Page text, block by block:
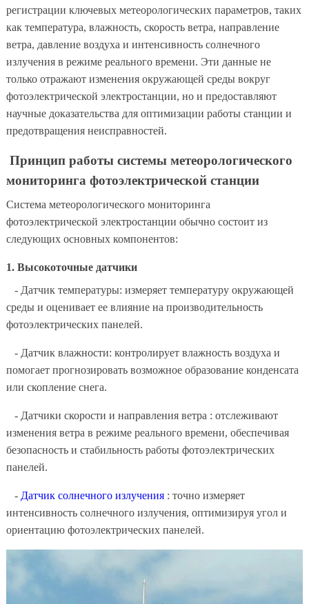
регистрации ключевых метеорологических параметров, таких
как температура, влажность, скорость ветра, направление
ветра, давление воздуха и интенсивность солнечного
излучения в режиме реального времени. Эти данные не
только отражают изменения окружающей среды вокруг
фотоэлектрической электростанции, но и предоставляют
научные доказательства для оптимизации работы станции и
предотвращения неисправностей.
Принцип работы системы метеорологического
мониторинга фотоэлектрической станции
Система метеорологического мониторинга
фотоэлектрической электростанции обычно состоит из
следующих основных компонентов:
1. Высокоточные датчики
- Датчик температуры: измеряет температуру окружающей
среды и оценивает ее влияние на производительность
фотоэлектрических панелей.
- Датчик влажности: контролирует влажность воздуха и
помогает прогнозировать возможное образование конденсата
или скопление снега.
- Датчики скорости и направления ветра : отслеживают
изменения ветра в режиме реального времени, обеспечивая
безопасность и стабильность работы фотоэлектрических
панелей.
- Датчик солнечного излучения: точно измеряет
интенсивность солнечного излучения, оптимизируя угол и
ориентацию фотоэлектрических панелей.